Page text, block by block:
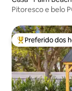
Pitoresco e belo
Entre os
Preferido dos